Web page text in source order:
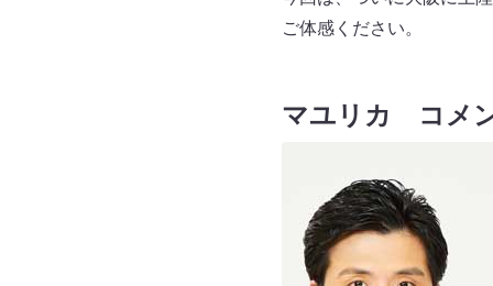
ご体感ください。
マユリカ コメ